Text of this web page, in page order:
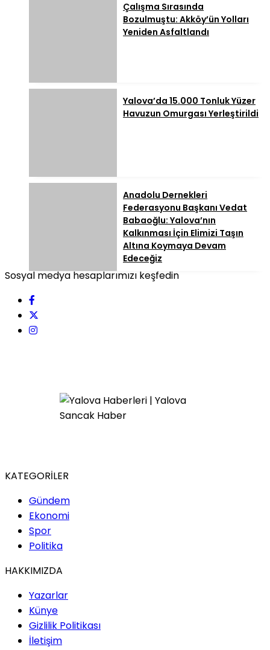
Çalışma Sırasında
Bozulmuştu: Akköy’ün Yolları
Yeniden Asfaltlandı
Yalova’da 15.000 Tonluk Yüzer
Havuzun Omurgası Yerleştirildi
Anadolu Dernekleri
Federasyonu Başkanı Vedat
Babaoğlu: Yalova’nın
Kalkınması İçin Elimizi Taşın
Altına Koymaya Devam
Edeceğiz
Sosyal medya hesaplarımızı keşfedin
KATEGORİLER
Gündem
Ekonomi
Spor
Politika
HAKKIMIZDA
Yazarlar
Künye
Gizlilik Politikası
İletişim